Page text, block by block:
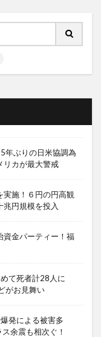
年ぶりの日米協調為
リカが最大警戒
実施！６円の円高観
円規模を投入
資金パーティー！福
めて死者計28人に
がお見舞い
発による被害多
余震も相次ぐ！